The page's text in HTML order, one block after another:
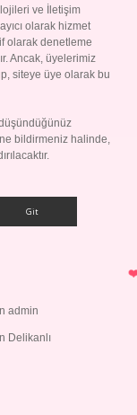
ve İletişim
olarak hizmet
olarak denetleme
Ancak, üyelerimiz
siteye üye olarak bu
bildirmeniz halinde,
admin
Delikanlı